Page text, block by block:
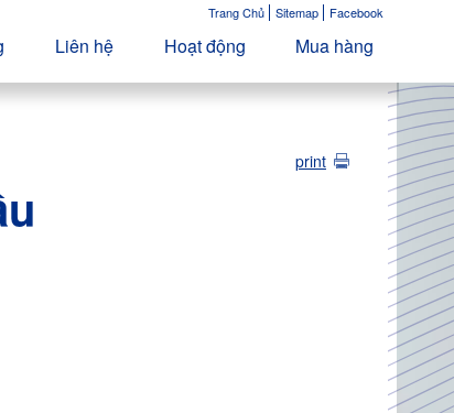
Trang Chủ Sitemap Facebook
Liên hệ Hoạt động Mua hàng
print